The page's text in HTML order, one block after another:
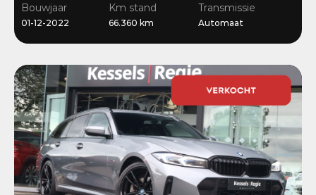
Stoelverwarming
Bouwjaar
01-12-2022
Km stand
66.360 km
Transmissie
Automaat